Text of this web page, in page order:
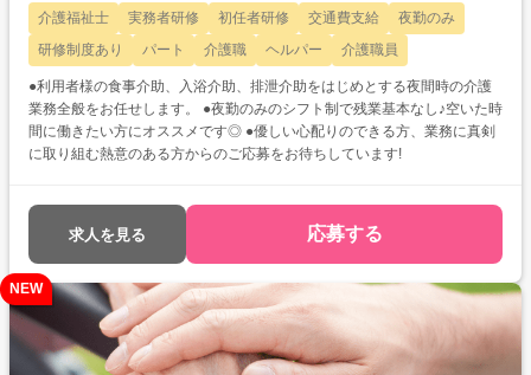
介護福祉士 実務者研修 初任者研修 交通費支給
夜勤のみ
研修制度あり
パート 介護職 ヘルパー 介護職員
●利用者様の食事介助、入浴介助、排泄介助をはじめとする夜間時の介護
業務全般をお任せします。 ●夜勤のみのシフト制で残業基本なし♪空いた時
間に働きたい方にオススメです◎ ●優しい心配りのできる方、業務に真剣
に取り組む熱意のある方からのご応募をお待ちしています!
求人を見る 応募する
NEW